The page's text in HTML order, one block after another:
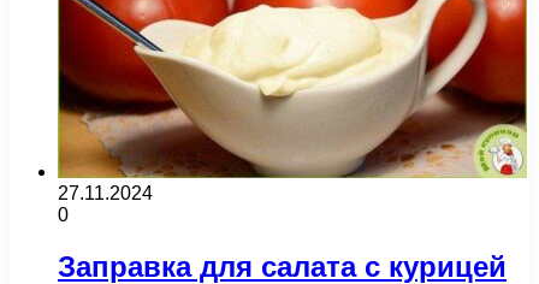
27.11.2024
0
Заправка для салата с курицей